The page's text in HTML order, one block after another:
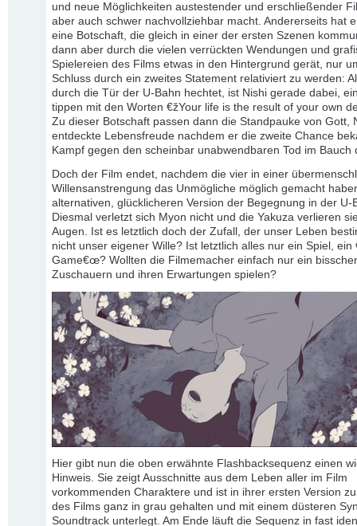
und neue Möglichkeiten austestender und erschließender
aber auch schwer nachvollziehbar macht. Andererseits hat
eine Botschaft, die gleich in einer der ersten Szenen
dann aber durch die vielen verrückten Wendungen und
Spielereien des Films etwas in den Hintergrund gerät, nur
Schluss durch ein zweites Statement relativiert zu werden:
durch die Tür der U-Bahn hechtet, ist Nishi gerade dabei,
tippen mit den Worten €žYour life is the result of your own
Zu dieser Botschaft passen dann die Standpauke von Gott,
entdeckte Lebensfreude nachdem er die zweite Chance
Kampf gegen den scheinbar unabwendbaren Tod im Bauch
Doch der Film endet, nachdem die vier in einer
Willensanstrengung das Unmögliche möglich gemacht
alternativen, glücklicheren Version der Begegnung in der U-
Diesmal verletzt sich Myon nicht und die Yakuza verlieren
Augen. Ist es letztlich doch der Zufall, der unser Leben
nicht unser eigener Wille? Ist letztlich alles nur ein Spiel, ein
Game€œ? Wollten die Filmemacher einfach nur ein
Zuschauern und ihren Erwartungen spielen?
Hier gibt nun die oben erwähnte Flashbacksequenz einen
Hinweis. Sie zeigt Ausschnitte aus dem Leben aller im Film
vorkommenden Charaktere und ist in ihrer ersten Version
des Films ganz in grau gehalten und mit einem düsteren
Soundtrack unterlegt. Am Ende läuft die Sequenz in fast